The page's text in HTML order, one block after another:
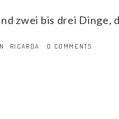
zwei bis drei Dinge,
RICARDA 0 COMMENTS